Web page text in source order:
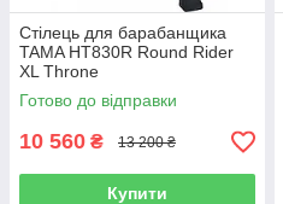
Стілець для барабанщика
TAMA HT830R Round Rider
XL Throne
Готово до відправки
10 560 ₴ 13 200 ₴
Купити